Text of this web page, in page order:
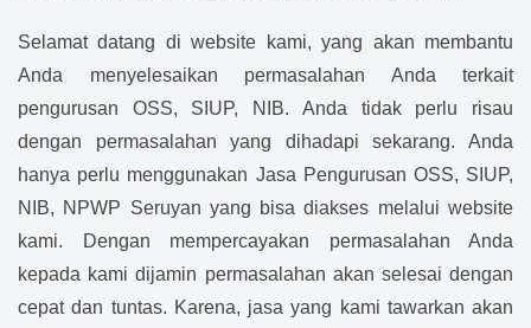
Selamat datang di website kami, yang akan membantu
Anda menyelesaikan permasalahan Anda terkait
pengurusan OSS, SIUP, NIB. Anda tidak perlu risau
dengan permasalahan yang dihadapi sekarang. Anda
hanya perlu menggunakan Jasa Pengurusan OSS, SIUP,
NIB, NPWP Seruyan yang bisa diakses melalui website
kami. Dengan mempercayakan permasalahan Anda
kepada kami dijamin permasalahan akan selesai dengan
cepat dan tuntas. Karena, jasa yang kami tawarkan akan